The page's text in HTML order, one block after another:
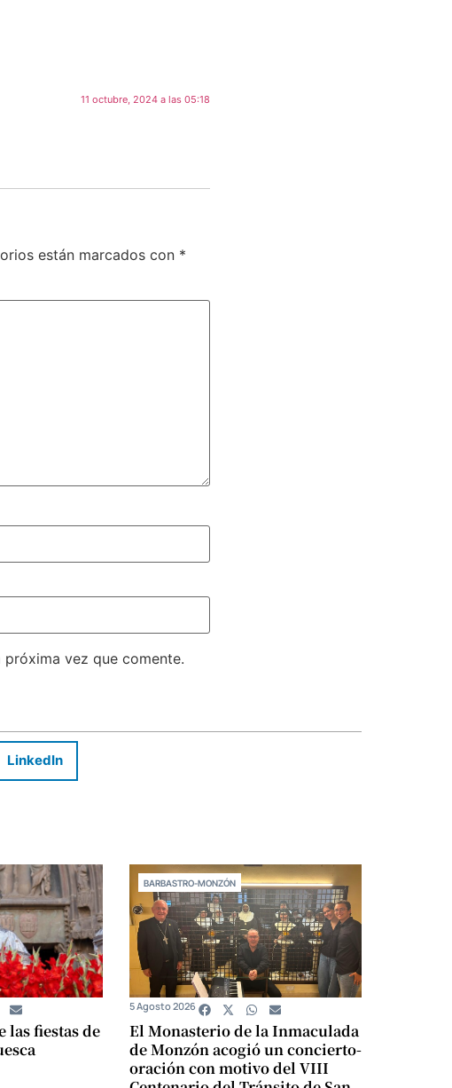
11 octubre, 2024 a las 05:18
están marcados con *
vez que comente.
LinkedIn
las fiestas de
BARBASTRO-MONZÓN
El Monasterio de la Inmaculada
de Monzón acogió un concierto-
oración con motivo del VIII
5 Agosto 2026